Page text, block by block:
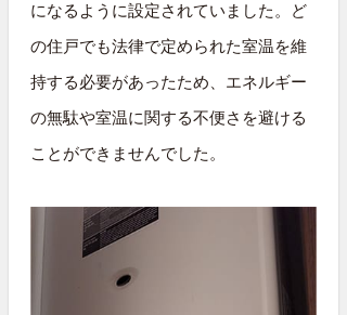
になるように設定されていました。ど
の住戸でも法律で定められた室温を維
持する必要があったため、エネルギー
の無駄や室温に関する不便さを避ける
ことができませんでした。